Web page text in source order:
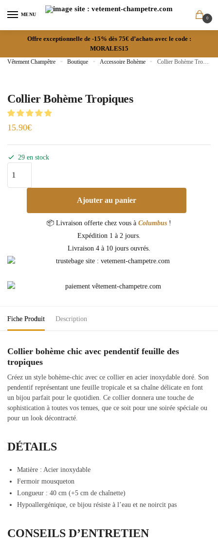
MENU
0
Offre exceptionnelle de -15% dès 75€ d’achats avec le code :
MORALES15
Vêtement Champêtre » Boutique » Accessoire Bohème » Collier Bohème Tropiques
Collier Bohème Tropiques
15.90€
29 en stock
Ajouter au panier
📦 Livraison offerte chez vous à Columbus !
Expédition 1 à 2 jours.
Livraison 4 à 10 jours ouvrés.
Fiche Produit Description
Collier bohème chic avec pendentif feuille des
tropiques
Créez un style bohème-chic avec ce collier en acier inoxydable doré. Son
pendentif représentant une feuille tropicale et sa chaîne délicate en font
un bijou parfait pour le quotidien. Ce collier donnera une touche de
sophistication à toutes vos tenues, que ce soit pour une soirée spéciale ou
pour un look décontracté.
DÉTAILS
Matière : Acier inoxydable
Fermoir mousqueton
Longueur : 40 cm (+5 cm de chaînette)
Hypoallergénique, ce bijou résiste à l’eau et ne noircit pas
CONSEILS D’ENTRETIEN